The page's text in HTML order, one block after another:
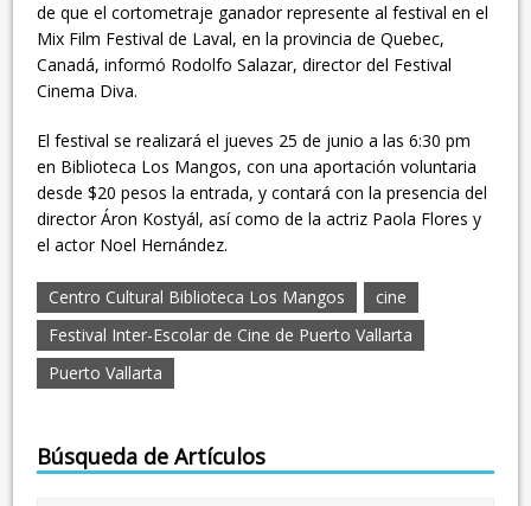
de que el cortometraje ganador represente al festival en el
Mix Film Festival de Laval, en la provincia de Quebec,
Canadá, informó Rodolfo Salazar, director del Festival
Cinema Diva.
El festival se realizará el jueves 25 de junio a las 6:30 pm
en Biblioteca Los Mangos, con una aportación voluntaria
desde $20 pesos la entrada, y contará con la presencia del
director Áron Kostyál, así como de la actriz Paola Flores y
el actor Noel Hernández.
Centro Cultural Biblioteca Los Mangos
cine
Festival Inter-Escolar de Cine de Puerto Vallarta
Puerto Vallarta
Búsqueda de Artículos